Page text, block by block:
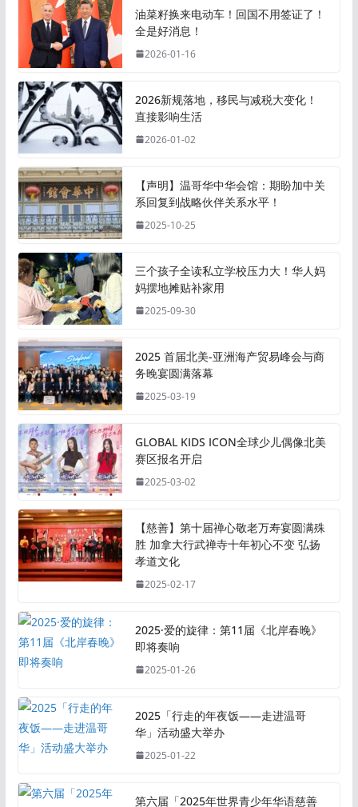
油菜籽换来电动车！回国不用签证了！
全是好消息！
2026-01-16
2026新规落地，移民与减税大变化！
直接影响生活
2026-01-02
【声明】温哥华中华会馆：期盼加中关
系回复到战略伙伴关系水平！
2025-10-25
三个孩子全读私立学校压力大！华人妈
妈摆地摊贴补家用
2025-09-30
2025 首届北美-亚洲海产贸易峰会与商
务晚宴圆满落幕
2025-03-19
GLOBAL KIDS ICON全球少儿偶像北美
赛区报名开启
2025-03-02
【慈善】第十届禅心敬老万寿宴圆满殊
胜 加拿大行武禅寺十年初心不变 弘扬
孝道文化
2025-02-17
2025·爱的旋律：第11届《北岸春晚》
即将奏响
2025-01-26
2025「行走的年夜饭——走进温哥
华」活动盛大举办
2025-01-22
第六届「2025年世界青少年华语慈善